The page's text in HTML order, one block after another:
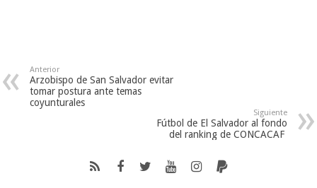
Anterior
Arzobispo de San Salvador evitar
tomar postura ante temas
coyunturales
Siguiente
Fútbol de El Salvador al fondo
del ranking de CONCACAF